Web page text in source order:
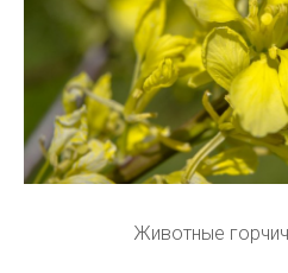
Животные